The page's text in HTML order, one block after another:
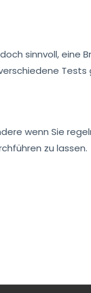
sinnvoll, eine
Tests
wenn Sie
zu lassen.